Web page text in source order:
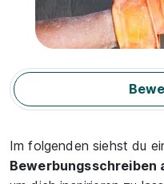
Im folgenden siehst du
Bewerbungsschreiben